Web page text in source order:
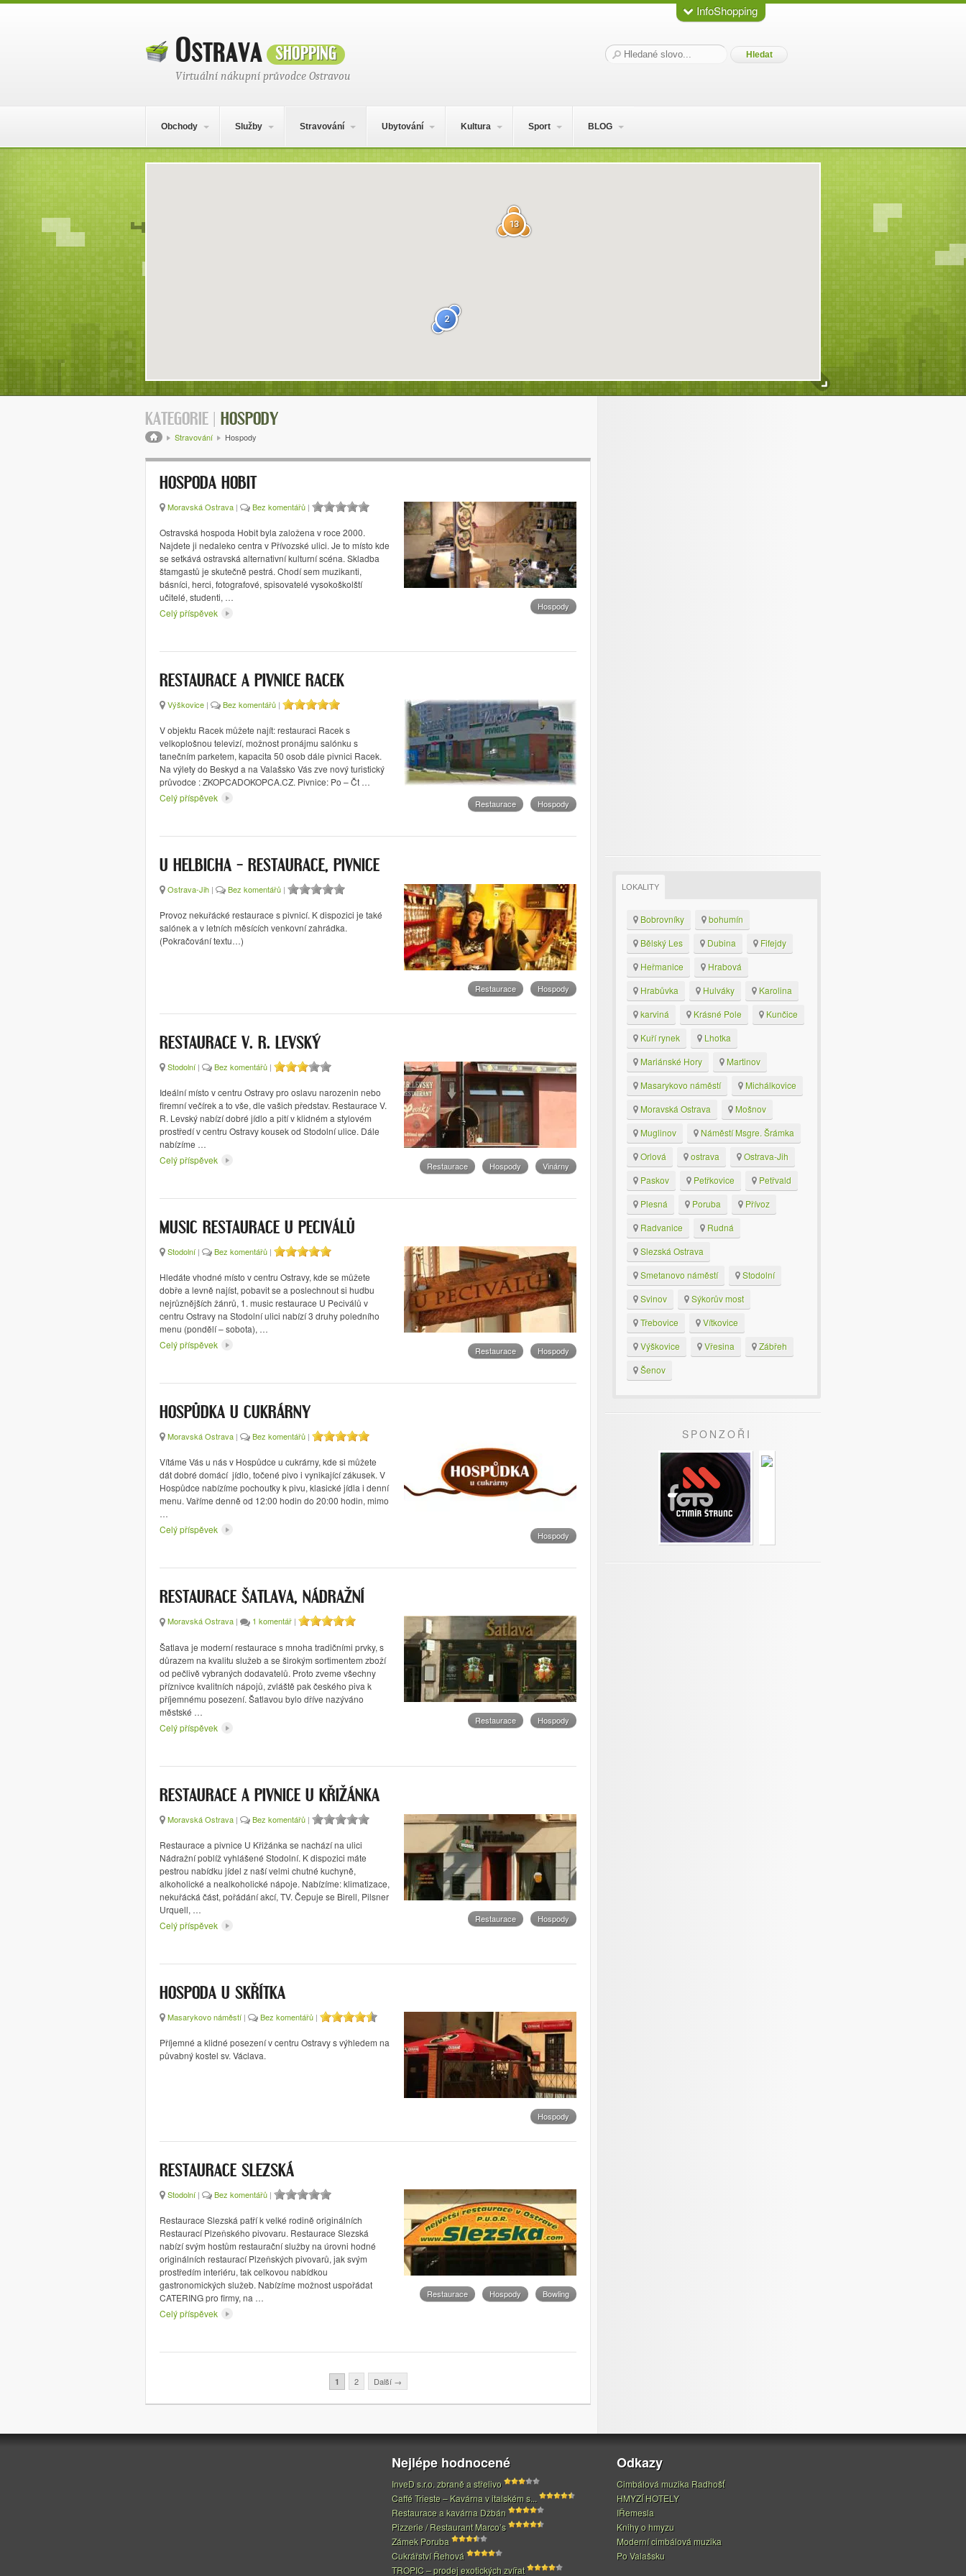
Ostravashopping
Virtuální nákupní průvodce Ostravou
Hledat:
Obchody Služby Stravování Ubytování Kultura Sport BLOG
Mapa obsahu
13
2
KATEGORIE | HOSPODY
Drobečková navigace
Stravování Hospody
HOSPODA HOBIT
Hospody
Moravská Ostrava | Bez komentářů |
Ostravská hospoda Hobit byla založena v roce 2000.
Najdete ji nedaleko centra v Přívozské ulici. Je to místo kde
se setkává ostravská alternativní kulturní scéna. Skladba
štamgastů je skutečně pestrá. Chodí sem muzikanti,
básníci, herci, fotografové, spisovatelé vysokoškolští
učitelé, studenti, …
Celý příspěvek
RESTAURACE A PIVNICE RACEK
Restaurace Hospody
Výškovice | Bez komentářů |
V objektu Racek můžete najít: restauraci Racek s
velkoplošnou televizí, možnost pronájmu salónku s
tanečním parketem, kapacita 50 osob dále pivnici Racek.
Na výlety do Beskyd a na Valašsko Vás zve nový turistický
průvodce : ZKOPCADOKOPCA.CZ. Pivnice: Po – Čt …
Celý příspěvek
U HELBICHA – RESTAURACE, PIVNICE
Restaurace Hospody
Ostrava-Jih | Bez komentářů |
Provoz nekuřácké restaurace s pivnicí. K dispozici je také
salónek a v letních měsících venkovní zahrádka.
(Pokračování textu…)
RESTAURACE V. R. LEVSKÝ
Restaurace Hospody Vinárny
Stodolní | Bez komentářů |
Ideální místo v centru Ostravy pro oslavu narozenin nebo
firemní večírek a to vše, dle vašich představ. Restaurace V.
R. Levský nabízí dobré jídlo a pití v klidném a stylovém
prostředí v centru Ostravy kousek od Stodolní ulice. Dále
nabízíme …
Celý příspěvek
MUSIC RESTAURACE U PECIVÁLŮ
Restaurace Hospody
Stodolní | Bez komentářů |
Hledáte vhodné místo v centru Ostravy, kde se můžete
dobře a levně najíst, pobavit se a poslechnout si hudbu
nejrůznějších žánrů, 1. music restaurace U Peciválů v
centru Ostravy na Stodolní ulici nabízí 3 druhy poledního
menu (pondělí – sobota), …
Celý příspěvek
HOSPŮDKA U CUKRÁRNY
Hospody
Moravská Ostrava | Bez komentářů |
Vítáme Vás u nás v Hospůdce u cukrárny, kde si můžete
dát dobré domácí jídlo, točené pivo i vynikající zákusek. V
Hospůdce nabízíme pochoutky k pivu, klasické jídla i denní
menu. Vaříme denně od 12:00 hodin do 20:00 hodin, mimo
…
Celý příspěvek
RESTAURACE ŠATLAVA, NÁDRAŽNÍ
Restaurace Hospody
Moravská Ostrava | 1 komentář |
Šatlava je moderní restaurace s mnoha tradičními prvky, s
důrazem na kvalitu služeb a se širokým sortimentem zboží
od pečlivě vybraných dodavatelů. Proto zveme všechny
příznivce kvalitních nápojů, zvláště pak českého piva k
příjemnému posezení. Šatlavou bylo dříve nazýváno
městské …
Celý příspěvek
RESTAURACE A PIVNICE U KŘIŽÁNKA
Restaurace Hospody
Moravská Ostrava | Bez komentářů |
Restaurace a pivnice U Křižánka se nachází na ulici
Nádražní poblíž vyhlášené Stodolní. K dispozici máte
pestrou nabídku jídel z naší velmi chutné kuchyně,
alkoholické a nealkoholické nápoje. Nabízíme: klimatizace,
nekuřácká část, pořádání akcí, TV. Čepuje se Birell, Pilsner
Urquell, …
Celý příspěvek
HOSPODA U SKŘÍTKA
Hospody
Masarykovo náměstí | Bez komentářů |
Příjemné a klidné posezení v centru Ostravy s výhledem na
půvabný kostel sv. Václava.
RESTAURACE SLEZSKÁ
Restaurace Hospody Bowling
Stodolní | Bez komentářů |
Restaurace Slezská patří k velké rodině originálních
Restaurací Plzeňského pivovaru. Restaurace Slezská
nabízí svým hostům restaurační služby na úrovni hodné
originálních restaurací Plzeňských pivovarů, jak svým
prostředím interiéru, tak celkovou nabídkou
gastronomických služeb. Nabízíme možnost uspořádat
CATERING pro firmy, na …
Celý příspěvek
1 2 Další →
LOKALITY
Bobrovníky
bohumín
Bělský Les
Dubina
Fifejdy
Heřmanice
Hrabová
Hrabůvka
Hulváky
Karolina
karviná
Krásné Pole
Kunčice
Kuří rynek
Lhotka
Mariánské Hory
Martinov
Masarykovo náměstí
Michálkovice
Moravská Ostrava
Mošnov
Muglinov
Náměstí Msgre. Šrámka
Orlová
ostrava
Ostrava-Jih
Paskov
Petřkovice
Petřvald
Plesná
Poruba
Přívoz
Radvanice
Rudná
Slezská Ostrava
Smetanovo náměstí
Stodolní
Svinov
Sýkorův most
Třebovice
Vítkovice
Výškovice
Vřesina
Zábřeh
Šenov
SPONZOŘI
Nejlépe hodnocené
InveD s.r.o. zbraně a střelivo
Caffé Trieste – Kavárna v italském s...
Restaurace a kavárna Džbán
Pizzerie / Restaurant Marco’s
Zámek Poruba
Cukrářství Řehová
TROPIC – prodej exotických zvířat
Odkazy
Cimbálová muzika Radhošť
HMYZÍ HOTELY
IŘemesla
Knihy o hmyzu
Moderní cimbálová muzika
Po Valašsku
InfoShopping